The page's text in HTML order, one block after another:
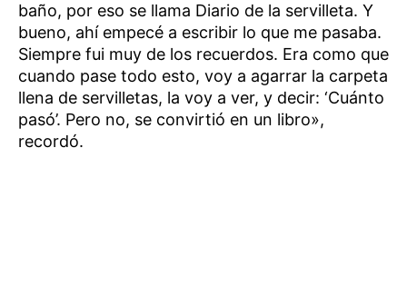
baño, por eso se llama Diario de la servilleta. Y
bueno, ahí empecé a escribir lo que me pasaba.
Siempre fui muy de los recuerdos. Era como que
cuando pase todo esto, voy a agarrar la carpeta
llena de servilletas, la voy a ver, y decir: ‘Cuánto
pasó’. Pero no, se convirtió en un libro»,
recordó.